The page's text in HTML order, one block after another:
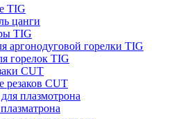
TIG
цанги
TIG
аргонодуговой горелки TIG
горелок TIG
CUT
CUT
плазмотрона